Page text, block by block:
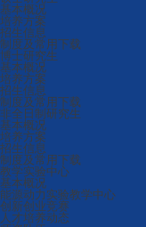
基本概况
培养方案
招生信息
制度及常用下载
博士研究生
基本概况
培养方案
招生信息
制度及常用下载
非全日制研究生
基本概况
培养方案
招生信息
制度及常用下载
教学实验中心
基本概况
能源动力实验教学中心
创新创业竞赛
人才培养动态